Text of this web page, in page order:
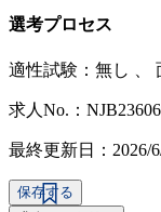
選考プロセス
適性試験： 無し
求人No.：
最終更新日：2026/
保存する